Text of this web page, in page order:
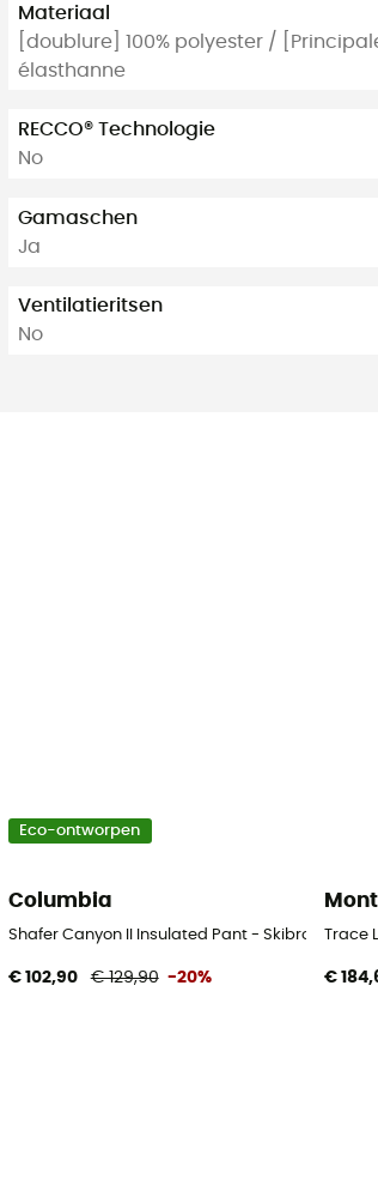
Materiaal
[doublure] 100% polyester /
élasthanne
RECCO® Technologie
No
Gamaschen
Ja
Ventilatieritsen
No
Eco-ontworpen
Columbia
Shafer Canyon II Insulated Pant - Skibroek -
€ 102,90 € 129,90 -20%
Trace
€